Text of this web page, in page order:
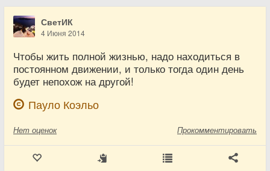
СветИК
4 Июня 2014
Чтобы жить полной жизнью, надо находиться в
постоянном движении, и только тогда один день
будет непохож на другой!
Пауло Коэльо
Нет оценок Прокомментировать